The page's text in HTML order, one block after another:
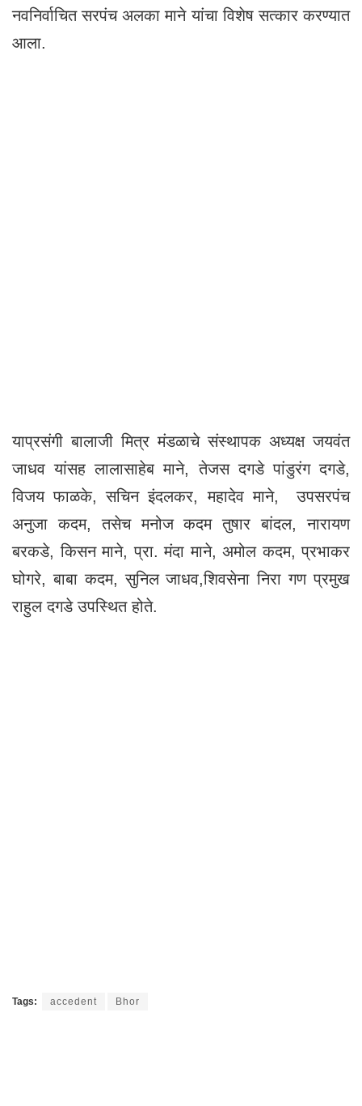
नवनिर्वाचित सरपंच अलका माने यांचा विशेष सत्कार करण्यात
आला.
याप्रसंगी बालाजी मित्र मंडळाचे संस्थापक अध्यक्ष जयवंत
जाधव यांसह लालासाहेब माने, तेजस दगडे पांडुरंग दगडे,
विजय फाळके, सचिन इंदलकर, महादेव माने, उपसरपंच
अनुजा कदम, तसेच मनोज कदम तुषार बांदल, नारायण
बरकडे, किसन माने, प्रा. मंदा माने, अमोल कदम, प्रभाकर
घोगरे, बाबा कदम, सुनिल जाधव,शिवसेना निरा गण प्रमुख
राहुल दगडे उपस्थित होते.
Tags: accedent Bhor